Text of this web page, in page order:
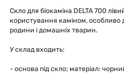
Скло для біокаміна DELTA 700
користування каміном,
родини і домашніх тварин.
У склад входить:
- основа під скло; матеріал: